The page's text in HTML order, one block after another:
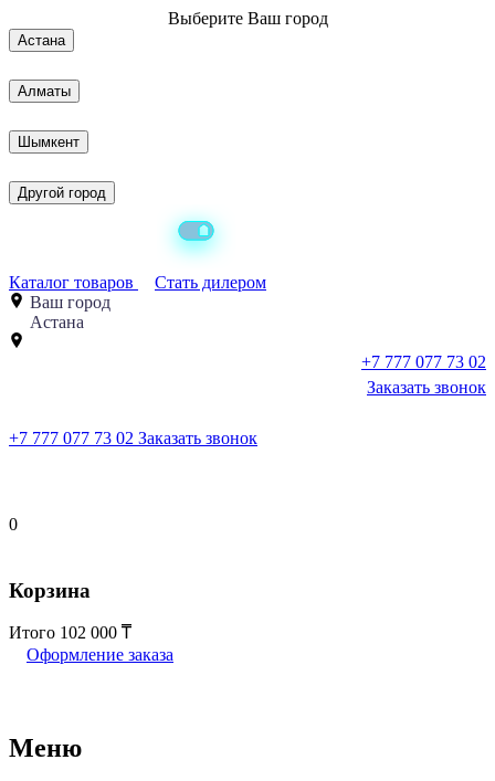
Выберите Ваш город
Астана
Алматы
Шымкент
Другой город
Каталог товаров
Стать дилером
Ваш город
Астана
+7 777 077 73 02
Заказать звонок
+7 777 077 73 02 Заказать звонок
0
Корзина
Итого 102 000
Оформление заказа
Меню